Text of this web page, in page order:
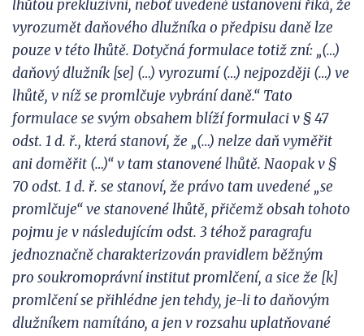
lhůtou prekluzívní, neboť uvedené ustanovení říká, že
vyrozumět daňového dlužníka o předpisu daně lze
pouze v této lhůtě. Dotyčná formulace totiž zní: „(…)
daňový dlužník [se] (…) vyrozumí (…) nejpozději (…) ve
lhůtě, v níž se promlčuje vybrání daně.“ Tato
formulace se svým obsahem blíží formulaci v § 47
odst. 1 d. ř., která stanoví, že „(…) nelze daň vyměřit
ani doměřit (…)“ v tam stanovené lhůtě. Naopak v §
70 odst. 1 d. ř. se stanoví, že právo tam uvedené „se
promlčuje“ ve stanovené lhůtě, přičemž obsah tohoto
pojmu je v následujícím odst. 3 téhož paragrafu
jednoznačně charakterizován pravidlem běžným
pro soukromoprávní institut promlčení, a sice že [k]
promlčení se přihlédne jen tehdy, je-li to daňovým
dlužníkem namítáno, a jen v rozsahu uplatňované